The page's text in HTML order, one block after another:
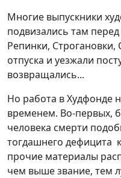
Многие выпускники
подвизались там
Репинки, Строгановки,
отпуска и уезжали
возвращались...
Но работа вХудфонде
временем. Во-первых,
человека смерти
тогдашнего дефицита
прочие материалы
чем выше звание, тем